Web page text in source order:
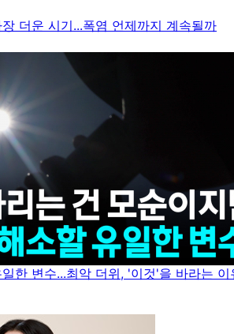
더운 시기...폭염 언제까지 계속될까
한 변수...최악 더위, '이것'을 바라는